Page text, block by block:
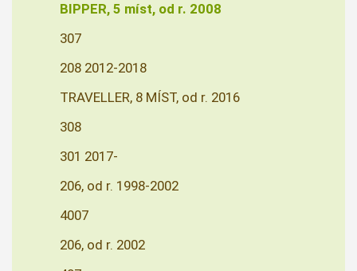
BIPPER, 5 míst, od r. 2008
307
208 2012-2018
TRAVELLER, 8 MÍST, od r. 2016
308
301 2017-
206, od r. 1998-2002
4007
206, od r. 2002